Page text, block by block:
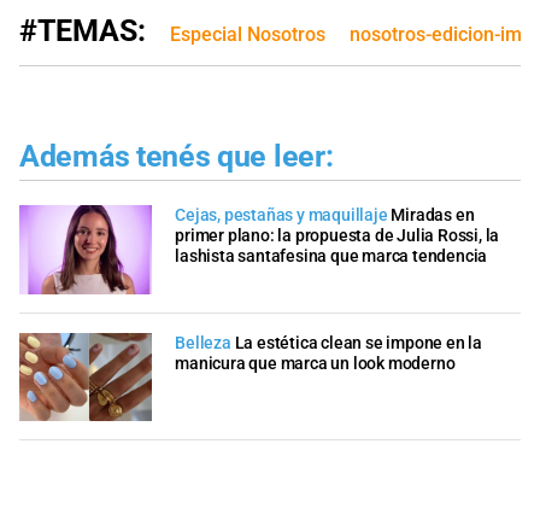
#TEMAS: Especial Nosotros nosotros-edicion-
Además tenés que leer:
Cejas, pestañas y maquillaje Miradas en
primer plano: la propuesta de Julia Rossi, la
lashista santafesina que marca tendencia
Belleza La estética clean se impone en la
manicura que marca un look moderno